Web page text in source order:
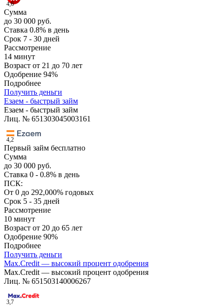
4,6
Сумма
до 30 000 руб.
Ставка 0.8% в день
Срок 7 - 30 дней
Рассмотрение
14 минут
Возраст от 21 до 70 лет
Одобрение 94%
Подробнее
Получить деньги
Езаем - быстрый займ
Езаем - быстрый займ
Лиц. № 651303045003161
4,2
Первый займ бесплатно
Сумма
до 30 000 руб.
Ставка 0 - 0.8% в день
ПСК:
От 0 до 292,000% годовых
Срок 5 - 35 дней
Рассмотрение
10 минут
Возраст от 20 до 65 лет
Одобрение 90%
Подробнее
Получить деньги
Max.Credit — высокий процент одобрения
Max.Credit — высокий процент одобрения
Лиц. № 651503140006267
3,7